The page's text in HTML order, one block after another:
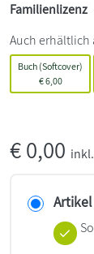
Familienlizenz
Auch erhältlich
Buch (Softcover)
€6,00
€0,00